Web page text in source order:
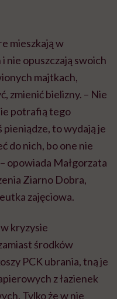
mieszkają w
nie opuszczają swoich
majtkach,
zmienić bielizny. – Nie
potrafią tego
pieniądze, to wydają je
do nich, bo one nie
opowiada Małgorzata
Ziarno Dobra,
zajęciowa.
kryzysie
środków
PCK ubrania, tną je
z łazienek
Tylko że w nie